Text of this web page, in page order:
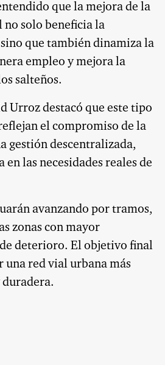
que la mejora de la
solo beneficia la
que también dinamiza la
empleo y mejora la
salteños.
Urroz destacó que este tipo
el compromiso de la
gestión descentralizada,
en las necesidades reales de
avanzando por tramos,
zonas con mayor
deterioro. El objetivo final
una red vial urbana más
duradera.